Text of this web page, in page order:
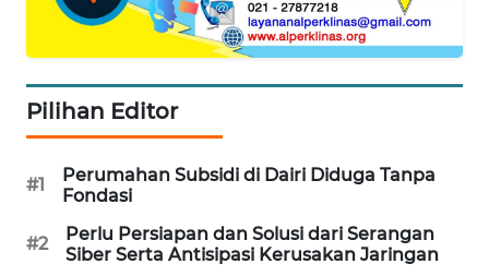
Pilihan Editor
#1
Perumahan Subsidi di Dairi Diduga Tanpa
Fondasi
#2
Perlu Persiapan dan Solusi dari Serangan
Siber Serta Antisipasi Kerusakan Jaringan
WAHANA
WAHANA
KONSUMEN
WAHANA
LISTRIK
WAHANA